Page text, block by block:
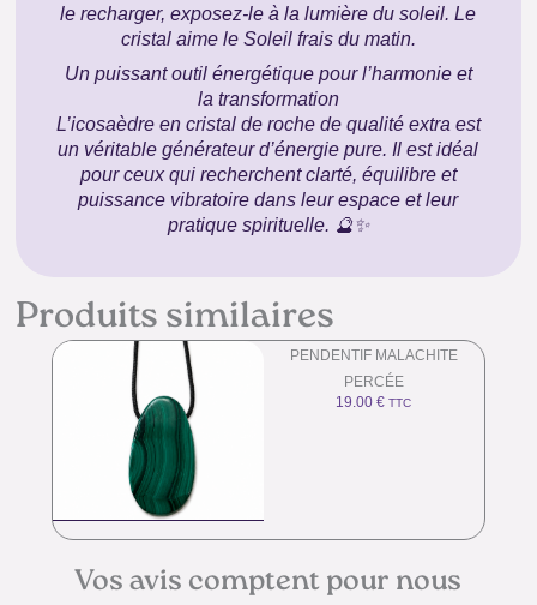
le recharger, exposez-le à la lumière du soleil. Le
cristal aime le Soleil frais du matin.
Un puissant outil énergétique pour l’harmonie et
la transformation
L’icosaèdre en cristal de roche de qualité extra est
un véritable générateur d’énergie pure. Il est idéal
pour ceux qui recherchent clarté, équilibre et
puissance vibratoire dans leur espace et leur
pratique spirituelle. 🔮✨
Produits similaires
PENDENTIF MALACHITE
PERCÉE
19.00€ TTC
Vos avis comptent pour nous